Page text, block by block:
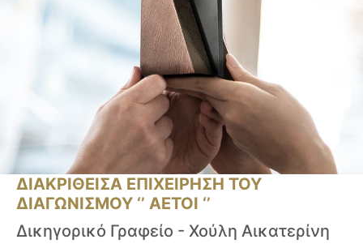
ΔΙΑΚΡΙΘΕΙΣΑ ΕΠΙΧΕΙΡΗΣΗ ΤΟΥ
ΔΙΑΓΩΝΙΣΜΟΥ ‘’ ΑΕΤΟΙ ‘’
Δικηγορικό Γραφείο - Χούλη Αικατερίνη